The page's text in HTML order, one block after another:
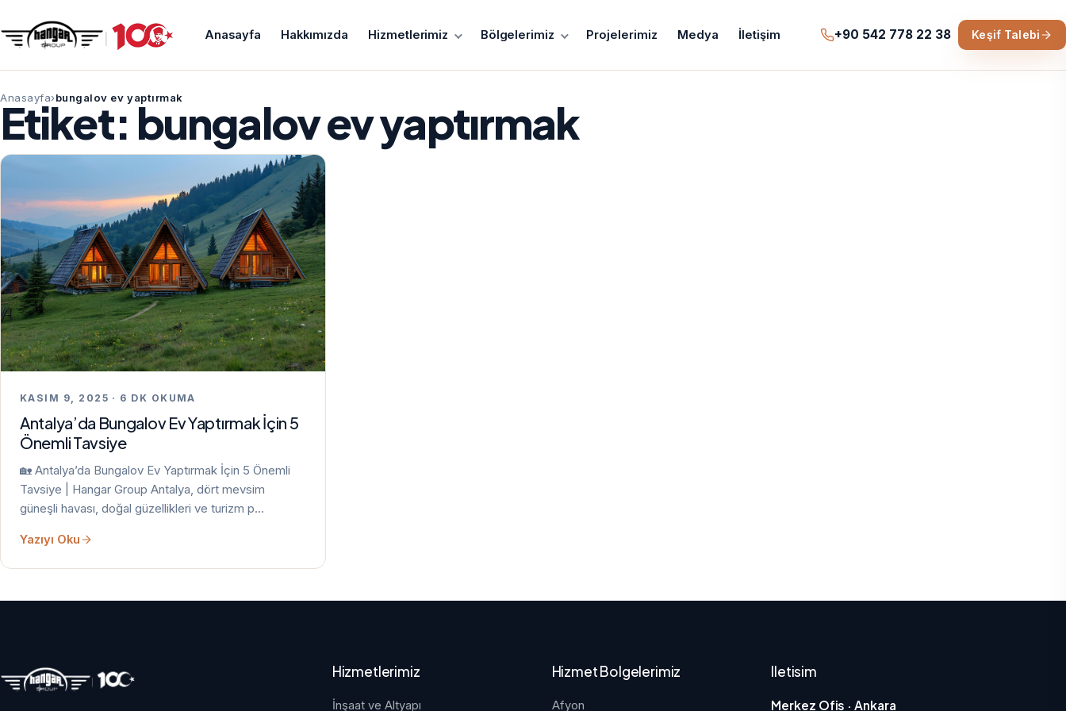
Anasayfa Hakkımızda Hizmetlerimiz Bölgelerimiz Projelerimiz Medya İletişim +90 542 778 22 38 Keşif Talebi
Anasayfa bungalov ev yaptırmak
Etiket:bungalov ev yaptırmak
KASIM 9, 2025 · 6 DK OKUMA
Antalya’da Bungalov Ev Yaptırmak İçin 5
Önemli Tavsiye
🏡 Antalya’da Bungalov Ev Yaptırmak İçin 5 Önemli
Tavsiye | Hangar Group Antalya, dört mevsim
güneşli havası, doğal güzellikleri ve turizm p…
Yazıyı Oku
Hizmetlerimiz
İnşaat ve Altyapı
Hizmet Bolgelerimiz
Afyon
Iletisim
Merkez Ofis · Ankara